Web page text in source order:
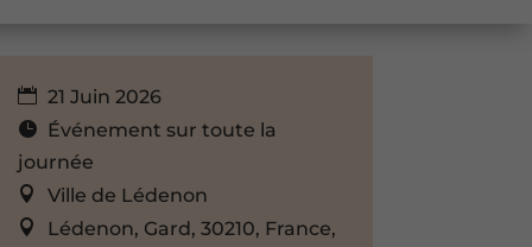
21 Juin 2026
Événement sur toute la
journée
Ville de Lédenon
Lédenon, Gard, 30210, France,